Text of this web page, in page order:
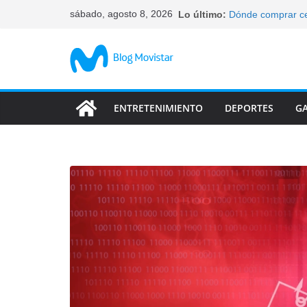
sábado, agosto 8, 2026 Lo último: Dónde comprar
Las
ENTRETENIMIENTO DEPORTES